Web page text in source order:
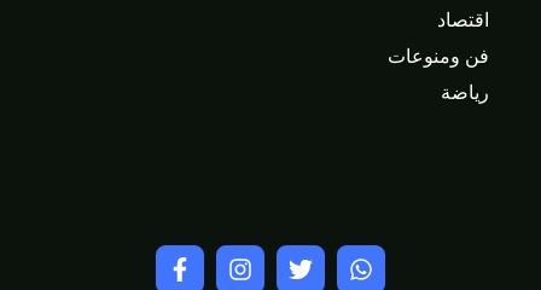
اقتصاد
فن ومنوعات
رياضة